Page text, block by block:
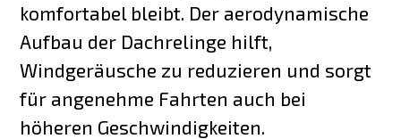
komfortabel bleibt. Der aerodynamische
Aufbau der Dachrelinge hilft,
Windgeräusche zu reduzieren und sorgt
für angenehme Fahrten auch bei
höheren Geschwindigkeiten.